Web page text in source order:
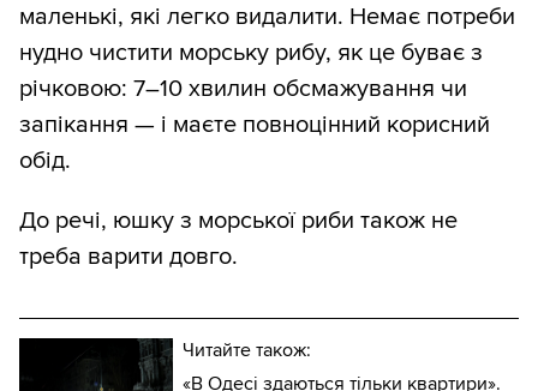
маленькі, які легко видалити. Немає потреби
нудно чистити морську рибу, як це буває з
річковою: 7–10 хвилин обсмажування чи
запікання — і маєте повноцінний корисний
обід.
До речі, юшку з морської риби також не
треба варити довго.
Читайте також:
«В Одесі здаються тільки квартири».